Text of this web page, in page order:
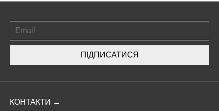
ПІДПИСАТИСЯ
КОНТАКТИ →